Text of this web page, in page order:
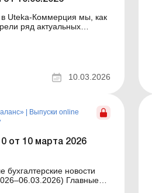
Uteka-Коммерция мы, как
ряд актуальных
на этой неделе в Uteka-
Исчисляем среднюю...
10.03.2026
Выпуски online
от 10 марта 2026
Главные